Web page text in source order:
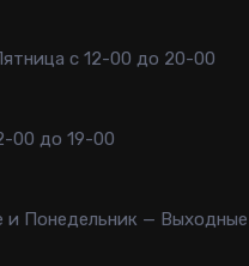
с 12-00 до 20-00
00 до 19-00
и Понедельник —